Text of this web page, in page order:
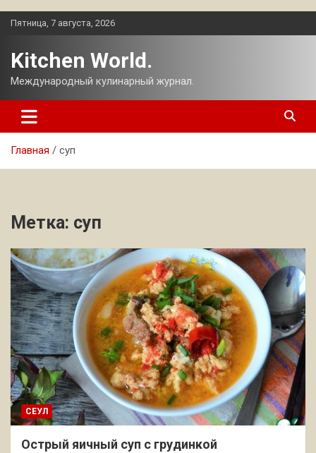
Перейти
Пятница, 7 августа, 2026
Kitchen World.
Международный кулинарный журнал.
Главная суп
Метка: суп
СЕУЛ
Острый яичный суп с грудинкой